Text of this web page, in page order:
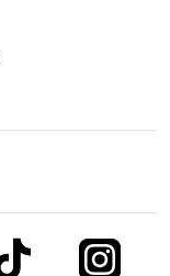
link to tiktok